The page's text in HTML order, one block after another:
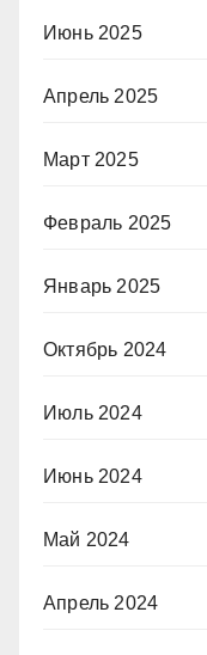
Июнь 2025
Апрель 2025
Март 2025
Февраль 2025
Январь 2025
Октябрь 2024
Июль 2024
Июнь 2024
Май 2024
Апрель 2024